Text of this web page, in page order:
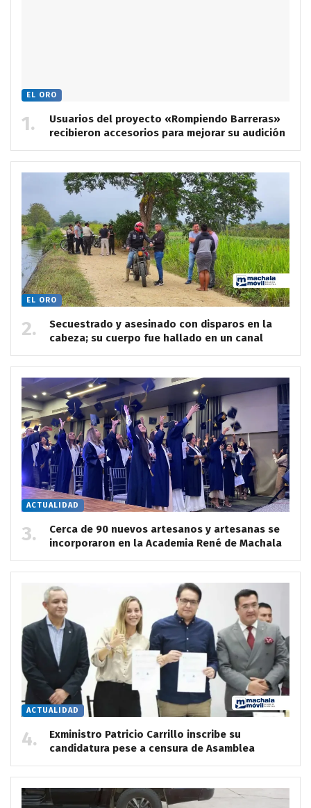
EL ORO
Usuarios del proyecto «Rompiendo Barreras»
recibieron accesorios para mejorar su audición
EL ORO
Secuestrado y asesinado con disparos en la
cabeza; su cuerpo fue hallado en un canal
ACTUALIDAD
Cerca de 90 nuevos artesanos y artesanas se
incorporaron en la Academia René de Machala
ACTUALIDAD
Exministro Patricio Carrillo inscribe su
candidatura pese a censura de Asamblea